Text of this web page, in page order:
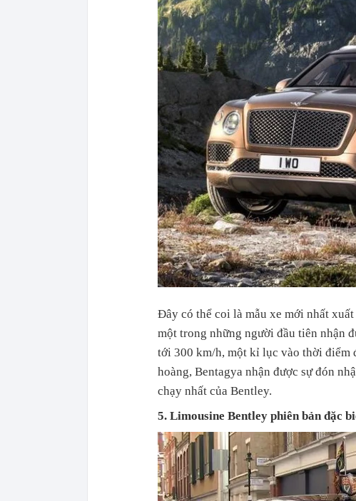
Đây có thể coi là mẫu xe mới nhất
một trong những người đầu tiên nhận
tới 300 km/h, một kỉ lục vào thời điểm
hoàng, Bentagya nhận được sự đón
chạy nhất của Bentley.
5. Limousine Bentley phiên bản đặc